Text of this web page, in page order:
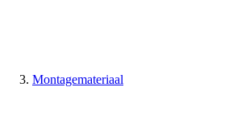
Montagemateriaal